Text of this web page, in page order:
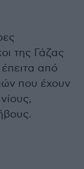
της Γάζας
έπειτα από
που έχουν